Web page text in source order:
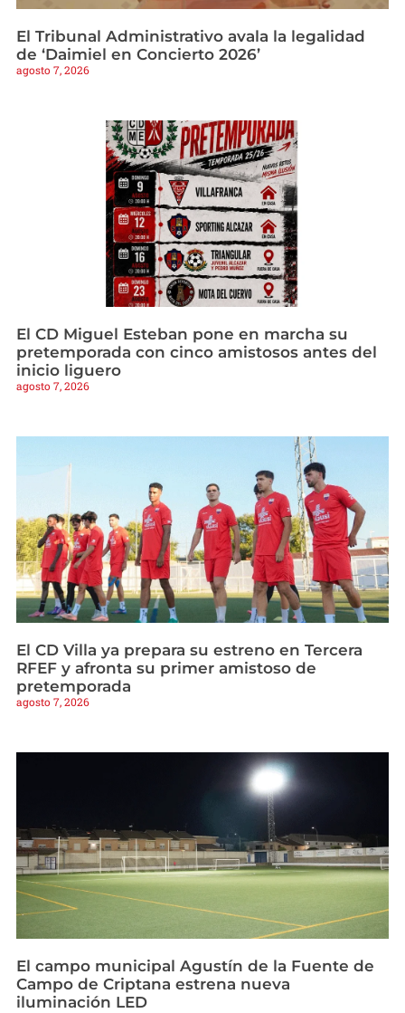
El Tribunal Administrativo avala la legalidad
de ‘Daimiel en Concierto 2026’
agosto 7, 2026
El CD Miguel Esteban pone en marcha su
pretemporada con cinco amistosos antes del
inicio liguero
agosto 7, 2026
El CD Villa ya prepara su estreno en Tercera
RFEF y afronta su primer amistoso de
pretemporada
agosto 7, 2026
El campo municipal Agustín de la Fuente de
Campo de Criptana estrena nueva
iluminación LED